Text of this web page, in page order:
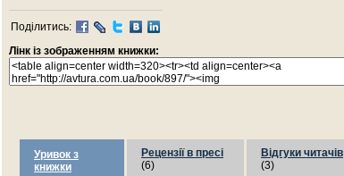
Поділитись:
Лінк із зображенням книжки:
Уривок з
книжки
Рецензії в пресі
(6)
Відгуки читачів
(3)